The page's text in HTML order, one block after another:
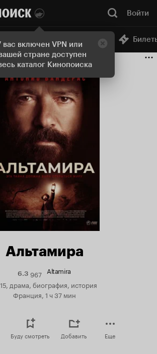
вас включен VPN или
стране доступен
каталог Кинопоиска
Войти
Онлайн-кинотеатр
Альтамира
6.3Рейтинг
Кинопоиска
6.3
967 Altamira
драма, биография, история
Франция, 1 ч 37 мин
Буду смотреть Добавить Еще